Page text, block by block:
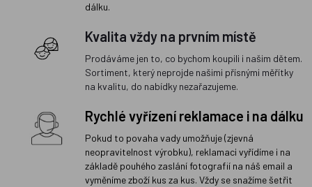
dálku.
Kvalita vždy na prvním místě
Prodáváme jen to, co bychom koupili i našim dětem.
Sortiment, který neprojde našimi přísnými měřítky
na kvalitu, do nabídky nezařazujeme.
Rychlé vyřízení reklamace i na dálku
Pokud to povaha vady umožňuje (zjevná
neopravitelnost výrobku), reklamaci vyřídíme i na
základě pouhého zaslání fotografií na náš email a
vyměníme zboží kus za kus. Vždy se snažíme šetřit